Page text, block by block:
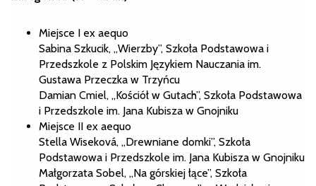
Miejsce I ex aequo
Sabina Szkucik, „Wierzby”, Szkoła Podstawowa i
Przedszkole z Polskim Językiem Nauczania im.
Gustawa Przeczka w Trzyńcu
Damian Cmiel, „Kościół w Gutach”, Szkoła Podstawowa
i Przedszkole im. Jana Kubisza w Gnojniku
Miejsce II ex aequo
Stella Wiseková, „Drewniane domki”, Szkoła
Podstawowa i Przedszkole im. Jana Kubisza w Gnojniku
Małgorzata Sobel, „Na górskiej łące”, Szkoła